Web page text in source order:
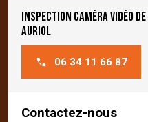
Inspection caméra vidéo
Auriol
06 34 11 66 87
Contactez-nous